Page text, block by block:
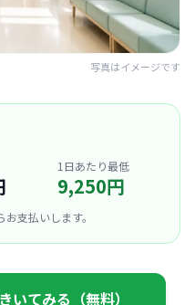
写真はイメージです
1日あたり最低
9,250円
支払いします。
いてみる（無料）